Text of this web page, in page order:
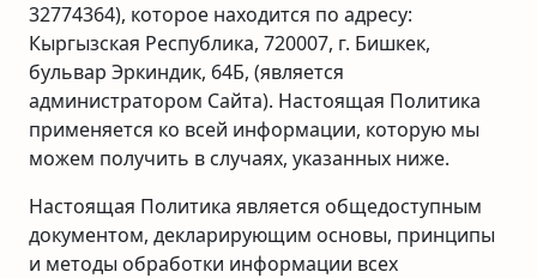
32774364), которое находится по адресу:
Кыргызская Республика, 720007, г. Бишкек,
бульвар Эркиндик, 64Б, (является
администратором Сайта). Настоящая Политика
применяется ко всей информации, которую мы
можем получить в случаях, указанных ниже.
Настоящая Политика является общедоступным
документом, декларирующим основы, принципы
и методы обработки информации всех